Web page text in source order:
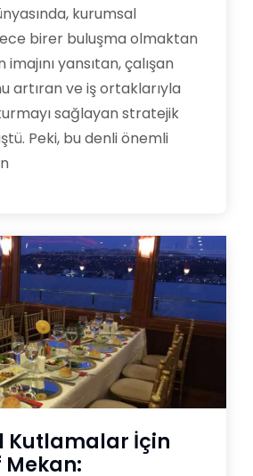
kurumsal
birer buluşma olmaktan
imajını yansıtan, çalışan
artıran ve iş ortaklarıyla
sağlayan stratejik
Peki, bu denli önemli
Kutlamalar İçin